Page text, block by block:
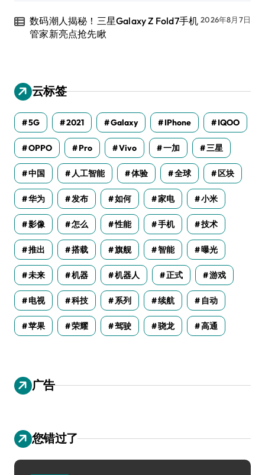
数码潮人揭秘！三星Galaxy Z Fold7手机
管家新亮点抢先瞅
2026年8月7日
云标签
5G 2021 Galaxy IPhone IQOO
OPPO Pro Vivo 一加 三星
中国 人工智能 体验 全球 区块
华为 发布 如何 家电 小米
影像 怎么 性能 手机 技术
推出 搭载 旗舰 智能 曝光
未来 机器 机器人 正式 游戏
电视 科技 系列 续航 自动
苹果 荣耀 驾驶 骁龙 高通
广告
您错过了